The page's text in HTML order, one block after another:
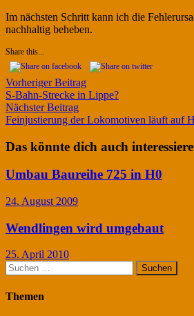
Im nächsten Schritt kann ich die
nachhaltig beheben.
Share this...
Beitragsnavigation
Vorheriger BeitragVorheriger
Beitrag:
S-Bahn-Strecke in Lippe?
Nächster BeitragNächster
Beitrag:
Feinjustierung der Lokomotiven läuft auf
Das könnte dich auch
Umbau Baureihe 725 in H0
24. August 2009
Wendlingen wird umgebaut
25. April 2010
Suchen
nach:
Themen